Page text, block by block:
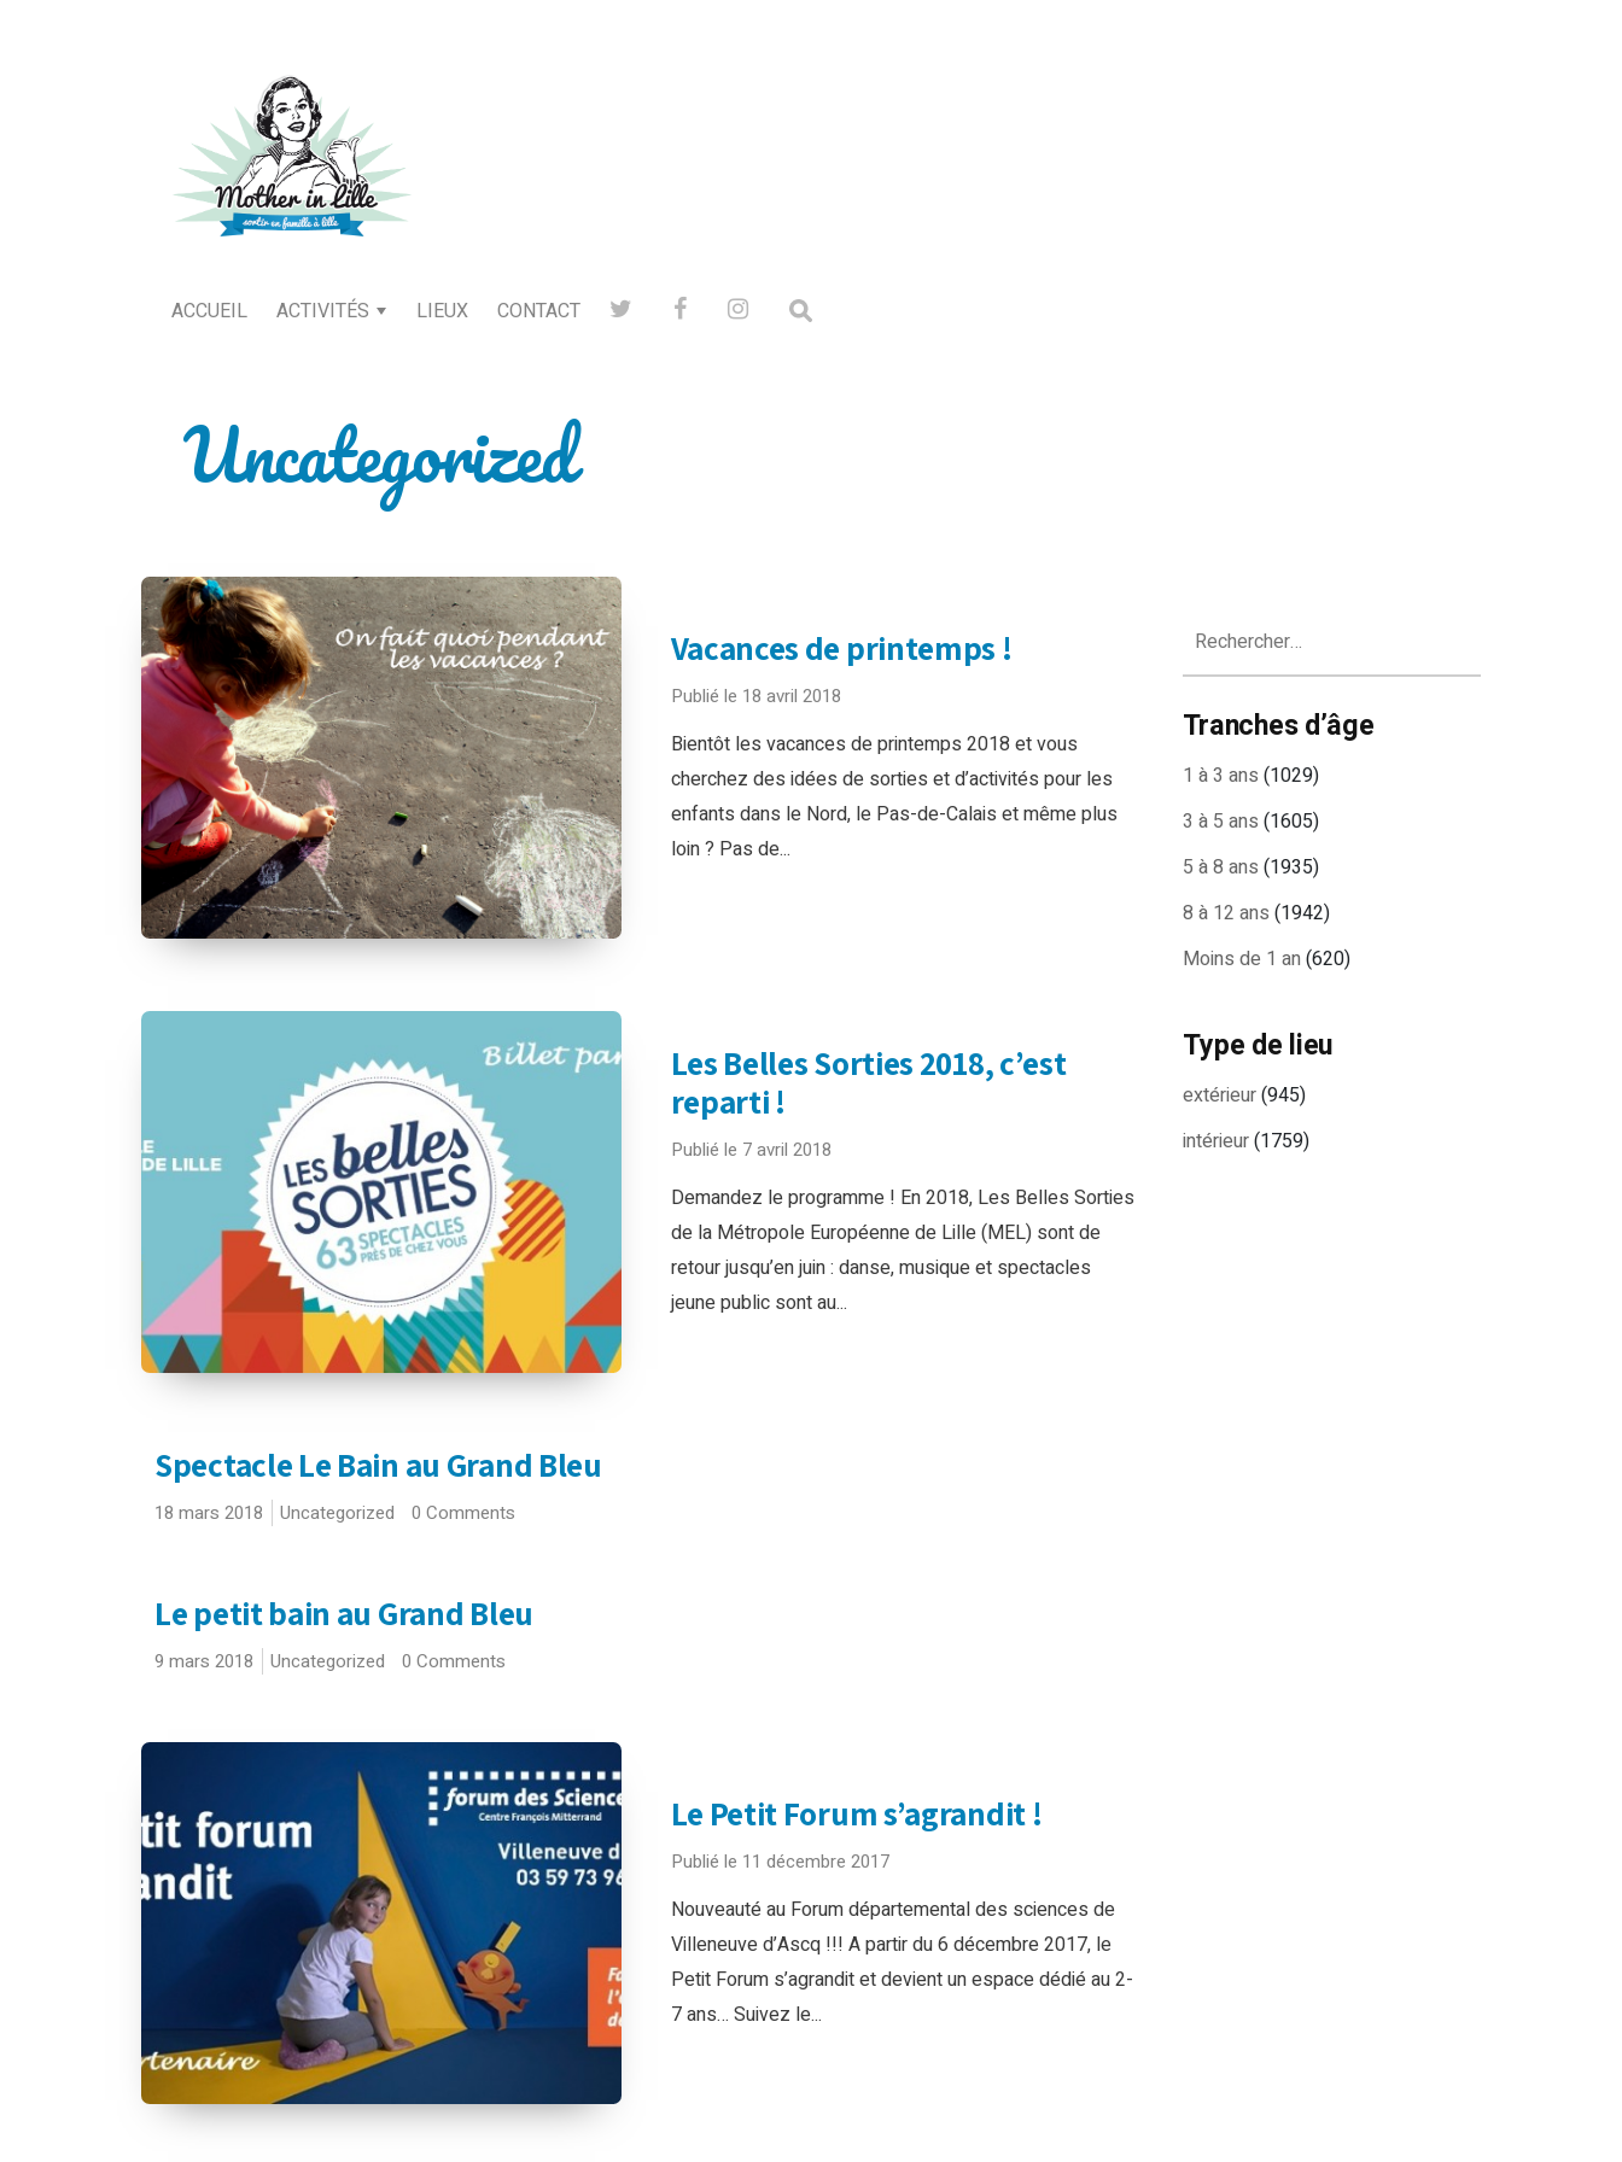
ACCUEIL ACTIVITÉS LIEUX CONTACT
Uncategorized
Vacances de printemps !
Publié le 18 avril 2018
Bientôt les vacances de printemps 2018 et vous
cherchez des idées de sorties et d’activités pour les
enfants dans le Nord, le Pas-de-Calais et même plus
loin ? Pas de...
Les Belles Sorties 2018, c’est
reparti !
Publié le 7 avril 2018
Demandez le programme ! En 2018, Les Belles Sorties
de la Métropole Européenne de Lille (MEL) sont de
retour jusqu’en juin : danse, musique et spectacles
jeune public sont au...
Spectacle Le Bain au Grand Bleu
18 mars 2018 Uncategorized 0 Comments
Le petit bain au Grand Bleu
9 mars 2018 Uncategorized 0 Comments
Le Petit Forum s’agrandit !
Publié le 11 décembre 2017
Nouveauté au Forum départemental des sciences de
Villeneuve d’Ascq !!! A partir du 6 décembre 2017, le
Petit Forum s’agrandit et devient un espace dédié au 2-
7 ans… Suivez le...
Tranches d’âge
1 à 3 ans (1029)
3 à 5 ans (1605)
5 à 8 ans (1935)
8 à 12 ans (1942)
Moins de 1 an (620)
Type de lieu
extérieur(945)
intérieur(1759)